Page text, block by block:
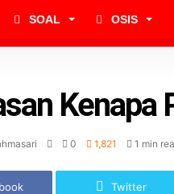
SOAL OSIS
Kenapa
0 1,821 1 min
Twitter